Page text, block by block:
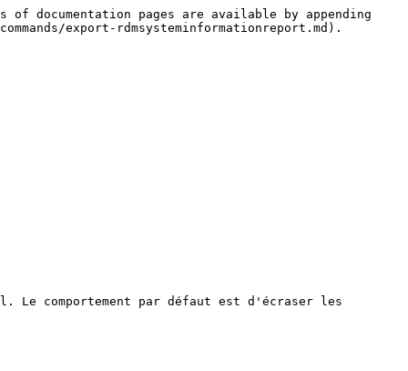
documentation pages are available by appending
export-rdmsysteminformationreport.md).
comportement par défaut est d'écraser les